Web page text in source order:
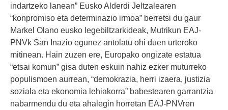
indartzeko lanean” Eusko Alderdi Jeltzalearen
“konpromiso eta determinazio irmoa” berretsi du gaur
Markel Olano eusko legebiltzarkideak, Mutrikun EAJ-
PNVk San Inazio egunez antolatu ohi duen urteroko
mitinean. Hain zuzen ere, Europako ongizate estatua
“etsai komun” gisa duten eskuin nahiz ezker muturreko
populismoen aurrean, “demokrazia, herri izaera, justizia
soziala eta ekonomia lehiakorra” babestearen garrantzia
nabarmendu du eta ahalegin horretan EAJ-PNVren